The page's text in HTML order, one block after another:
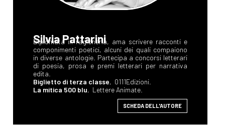
Silvia Pattarini
Diplomata in ragioneria, ama scrivere racconti e
componimenti poetici, alcuni dei quali compaiono
in diverse antologie. Partecipa a concorsi letterari
di poesia, prosa e premi letterari per narrativa
edita.
Biglietto di terza classe, 0111Edizioni.
La mitica 500 blu, Lettere Animate.
SCHEDA DELL'AUTORE